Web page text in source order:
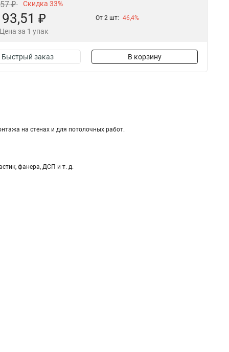
₽ Скидка 33%
93,51 ₽
Цена за 1 упак
От 2 шт: 46,4%
Быстрый заказ В корзину
на стенах и для потолочных работ.
фанера, ДСП и т. д.